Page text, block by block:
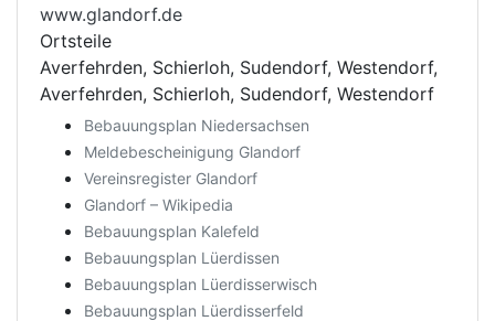
www.glandorf.de
Ortsteile
Averfehrden, Schierloh, Sudendorf, Westendorf,
Averfehrden, Schierloh, Sudendorf, Westendorf
Bebauungsplan Niedersachsen
Meldebescheinigung Glandorf
Vereinsregister Glandorf
Glandorf – Wikipedia
Bebauungsplan Kalefeld
Bebauungsplan Lüerdissen
Bebauungsplan Lüerdisserwisch
Bebauungsplan Lüerdisserfeld